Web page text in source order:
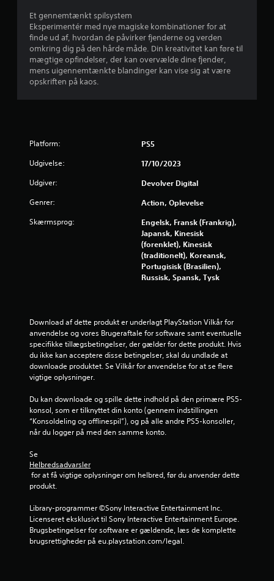
r
u
d
a
t
j
n
e
r
r
7
4
Et gennemtænkt spilsystem
Eksperimentér med nye magiske kombinationer for at
finde ud af, hvordan de påvirker fjenderne og verden
omkring dig på den hårde måde. Din kreativitet kan føre til
mægtige opfindelser, der kan overvælde dine fjender,
mens uigennemtænkte blandinger kan vise sig at være
opskriften på kaos.
Platform: PS5
Udgivelse: 17/10/2023
Udgiver: Devolver Digital
Genrer: Action, Oplevelse
Skærmsprog:
Engelsk, Fransk (Frankrig),
Japansk, Kinesisk
(forenklet), Kinesisk
(traditionelt), Koreansk,
Portugisisk (Brasilien),
Russisk, Spansk, Tysk
Download af dette produkt er underlagt PlayStation Vilkår for
anvendelse og vores Brugeraftale for software samt eventuelle
specifikke tillægsbetingelser, der gælder for dette produkt. Hvis
du ikke kan acceptere disse betingelser, skal du undlade at
downloade produktet. Se Vilkår for anvendelse for at se flere
vigtige oplysninger.
Du kan downloade og spille dette indhold på den primære PS5-
konsol, som er tilknyttet din konto (gennem indstillingen
“Konsoldeling og offlinespil”), og på alle andre PS5-konsoller,
når du logger på med den samme konto.
Se
Helbredsadvarsler
produkt.
Library-programmer ©Sony Interactive Entertainment Inc.
Licenseret eksklusivt til Sony Interactive Entertainment Europe.
Brugsbetingelser for software er gældende, læs de komplette
brugsrettigheder på eu.playstation.com/legal.